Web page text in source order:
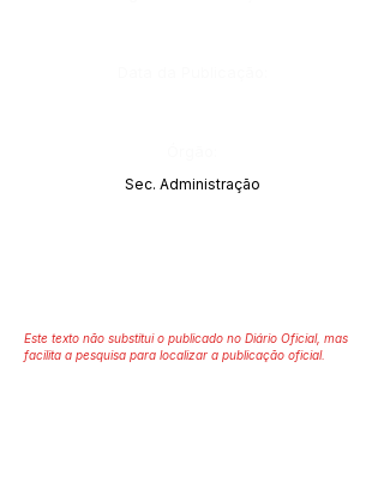
Sec. Administração
Este texto não substitui o publicado no Diário Oficial, mas
facilita a pesquisa para localizar a publicação oficial.